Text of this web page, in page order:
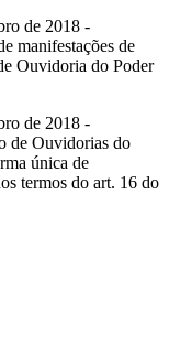
de 2018 -
manifestações de
Ouvidoria do Poder
de 2018 -
de Ouvidorias do
única de
termos do art. 16 do